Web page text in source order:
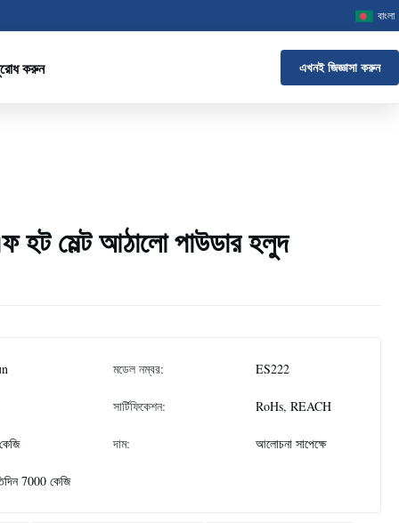
বাংলা
করুন এখনই জিজ্ঞাসা করুন
হট মেল্ট আঠালো পাউডার হলুদ
মডেল নম্বর: ES222
সার্টিফিকেশন: RoHs, REACH
দাম: আলোচনা সাপেক্ষে
7000 কেজি